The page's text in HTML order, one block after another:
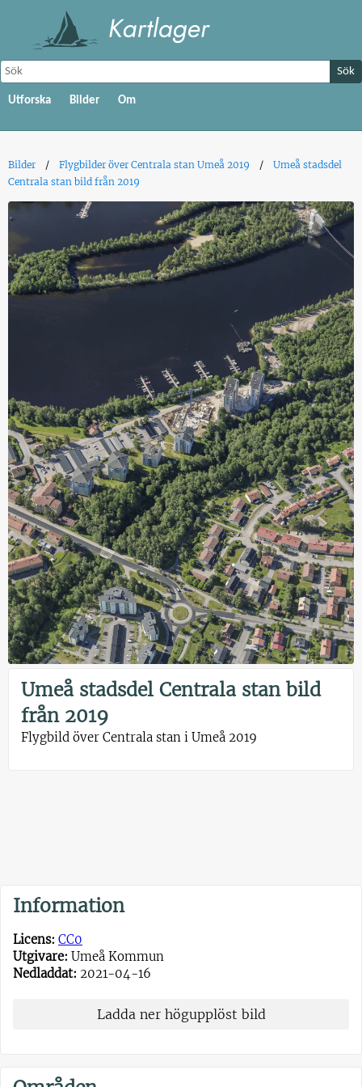
Sök
Utforska Bilder Om
Bilder Flygbilder över Centrala stan Umeå 2019
Umeå stadsdel
Centrala stan bild från 2019
Umeå stadsdel Centrala stan bild
från 2019
Flygbild över Centrala stan i Umeå 2019
Information
Licens: CC0
Utgivare: Umeå Kommun
Nedladdat: 2021-04-16
Ladda ner högupplöst bild